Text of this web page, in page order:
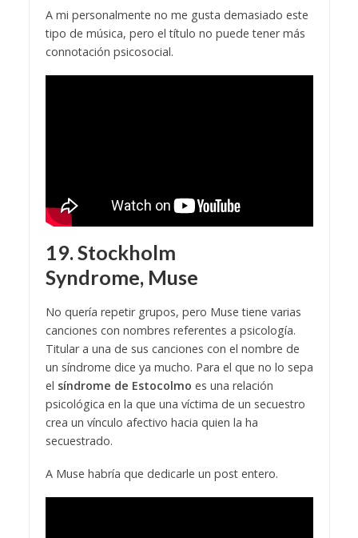
A mi personalmente no me gusta demasiado este
tipo de música, pero el título no puede tener más
connotación psicosocial.
19. Stockholm
Syndrome, Muse
No quería repetir grupos, pero Muse tiene varias
canciones con nombres referentes a psicología.
Titular a una de sus canciones con el nombre de
un síndrome dice ya mucho. Para el que no lo sepa
el síndrome de Estocolmo es una relación
psicológica en la que una víctima de un secuestro
crea un vínculo afectivo hacia quien la ha
secuestrado.
A Muse habría que dedicarle un post entero.